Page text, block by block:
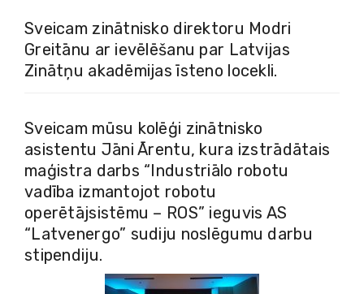
Sveicam zinātnisko direktoru Modri
Greitānu ar ievēlēšanu par Latvijas
Zinātņu akadēmijas īsteno locekli.
Sveicam mūsu kolēģi zinātnisko
asistentu Jāni Ārentu, kura izstrādātais
maģistra darbs “Industriālo robotu
vadība izmantojot robotu
operētājsistēmu – ROS” ieguvis AS
“Latvenergo” sudiju noslēgumu darbu
stipendiju.